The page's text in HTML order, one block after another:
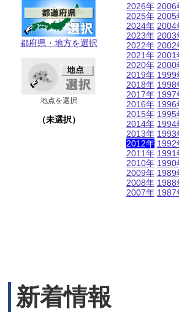
都府県・地方を選択
地点を選択
（未選択）
2026年
2025年
2024年
2023年
2022年
2021年
2020年
2019年
2018年
2017年
2016年
2015年
2014年
2013年
2012年
2011年
2010年
2009年
2008年
2007年
2006
2005
2004
2003
2002
2001
2000
1999
1998
1997
1996
1995
1994
1993
1992
1991
1990
1989
1988
1987
新着情報